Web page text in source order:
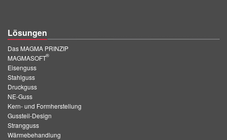
Lösungen
Das MAGMA PRINZIP
MAGMASOFT
®
Eisenguss
Stahlguss
Druckguss
NE-Guss
Kern- und Formherstellung
Gussteil-Design
Strangguss
Wärmebehandlung